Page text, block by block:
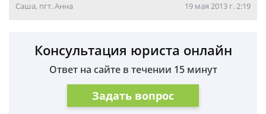
Саша, пгт. Анна 19 мая 2013 г. 2:19
Консультация юриста онлайн
Ответ на сайте в течении 15 минут
Задать вопрос